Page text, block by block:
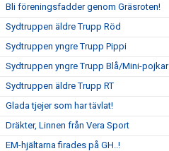
Bli föreningsfadder genom Gräsroten!
Sydtruppen äldre Trupp Röd
Sydtruppen yngre Trupp Pippi
Sydtruppen yngre Trupp Blå/Mini-pojkar
Sydtruppen äldre Trupp RT
Glada tjejer som har tävlat!
Dräkter, Linnen från Vera Sport
EM-hjältarna firades på GH..!